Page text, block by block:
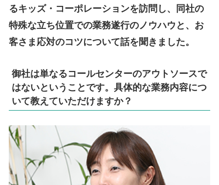
るキッズ・コーポレーションを訪問し、同社の
特殊な立ち位置での業務遂行のノウハウと、お
客さま応対のコツについて話を聞きました。
御社は単なるコールセンターのアウトソースで
はないということです。具体的な業務内容につ
いて教えていただけますか？